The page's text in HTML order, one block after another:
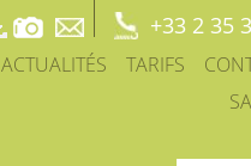
+33 2 35
ACTUALITÉS TARIFS